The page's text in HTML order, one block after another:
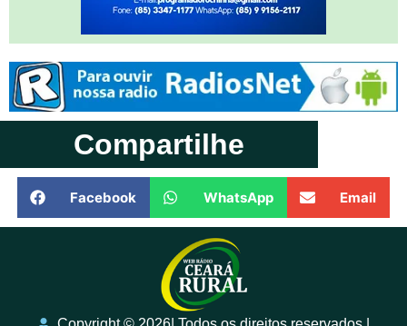
Compartilhe
Facebook WhatsApp Email